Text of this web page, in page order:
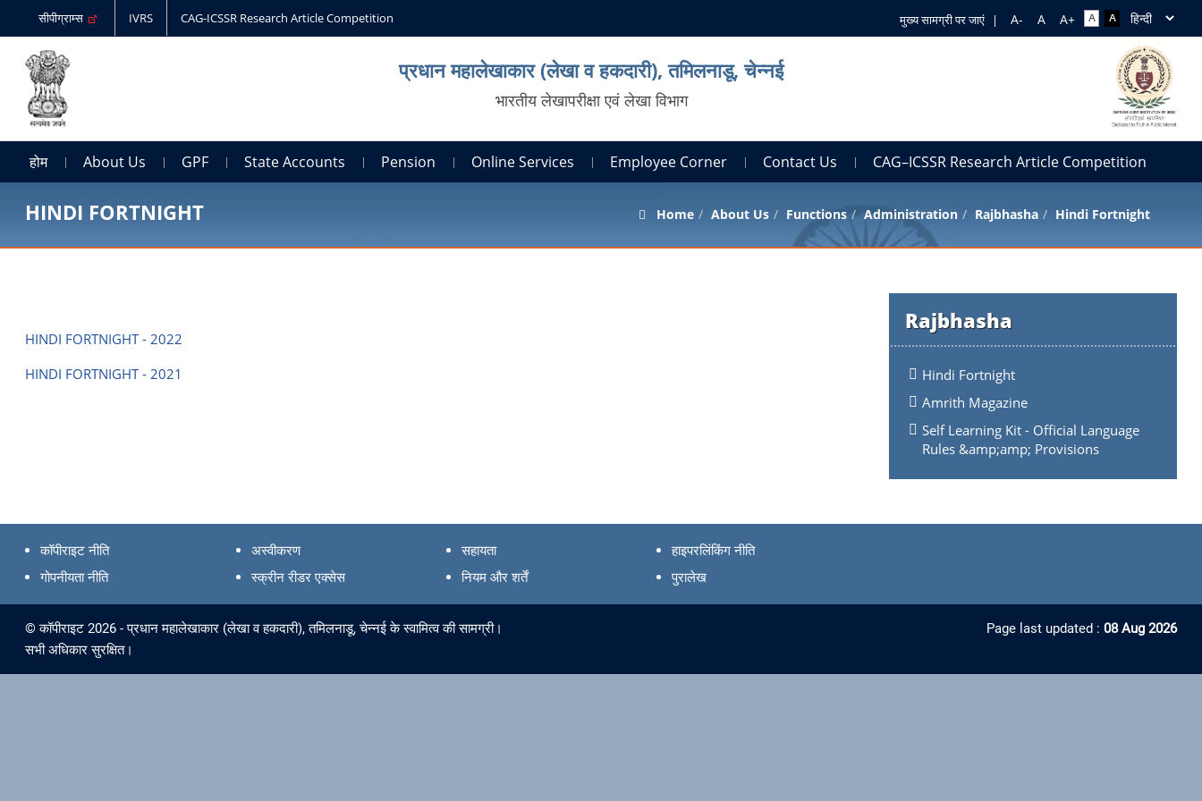
सीपीग्राम्स IVRS CAG-ICSSR Research Article Competition मुख्य सामग्री पर जाएं |
प्रधान महालेखाकार (लेखा व हकदारी), तमिलनाडू, चेन्नई
भारतीय लेखापरीक्षा एवं लेखा विभाग
होम About Us GPF State Accounts Pension Online Services Employee Corner Contact Us CAG–ICSSR Research Article Competition
HINDI FORTNIGHT Home About Us Functions Administration Rajbhasha Hindi Fortnight
Rajbhasha
Hindi Fortnight
Amrith Magazine
Self Learning Kit - Official Language
Rules &amp;amp; Provisions
HINDI FORTNIGHT - 2022
HINDI FORTNIGHT - 2021
कॉपीराइट नीति अस्वीकरण सहायता
हाइपरलिंकिंग नीति
गोपनीयता नीति
स्क्रीन रीडर एक्सेस नियम और शर्तें पुरालेख
© कॉपीराइट 2026 - प्रधान महालेखाकार (लेखा व हकदारी), तमिलनाडू, चेन्नई के स्वामित्व की सामग्री।
सभी अधिकार सुरक्षित।
Page last updated : 08 Aug 2026